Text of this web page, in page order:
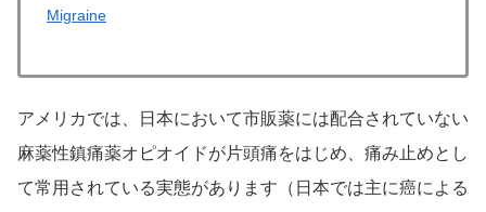
Migraine
アメリカでは、日本において市販薬には配合されていない
麻薬性鎮痛薬オピオイドが片頭痛をはじめ、痛み止めとし
て常用されている実態があります（日本では主に癌による